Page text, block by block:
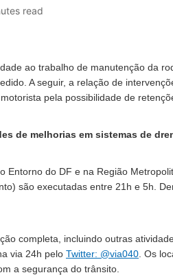
read
ao trabalho de manutenção da
A seguir, a relação de
pela possibilidade de
s de melhorias em sistemas de
Entorno do DF e na Região
são executadas entre 21h e 5h.
completa, incluindo outras
via 24h pelo Twitter: @via040 . Os
a segurança do trânsito.